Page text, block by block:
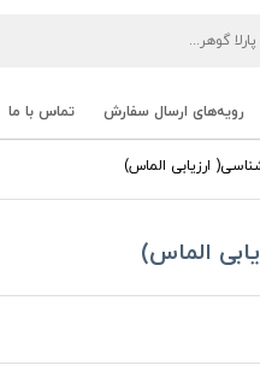
رویه‌های ارسال سفارش تماس با ما
ارزیابی الماس)
الماس)